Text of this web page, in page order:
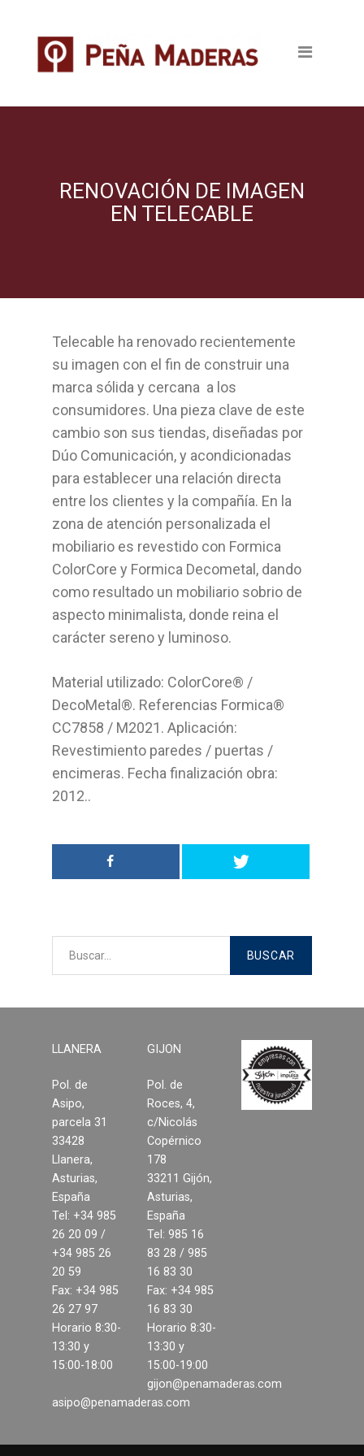
Productos
Tableros
Pavimentos
Revestimientos
Ventanas
Bricolage
Cocinas
Sistemas Grass
Armarios empotrados
Cabinas Sanitarias
Outlet
Aplicaciones
Suelos laminados
Soluciones en tableros
Madera para exterior y
Medio Ambiente
Calidad
Desarrollo sostenible
Contacto
Noticias
RENOVACIÓN DE IMAGEN
EN TELECABLE
Telecable ha renovado recientemente
su imagen con el fin de construir una
marca sólida y cercana a los
consumidores. Una pieza clave de este
cambio son sus tiendas, diseñadas por
Dúo Comunicación, y acondicionadas
para establecer una relación directa
entre los clientes y la compañía. En la
zona de atención personalizada el
mobiliario es revestido con Formica
ColorCore y Formica Decometal, dando
como resultado un mobiliario sobrio de
aspecto minimalista, donde reina el
carácter sereno y luminoso.
Material utilizado: ColorCore® /
DecoMetal®. Referencias Formica®
CC7858 / M2021. Aplicación:
Revestimiento paredes / puertas /
encimeras. Fecha finalización obra:
2012..
LLANERA
Pol. de
Asipo,
parcela 31
33428
Llanera,
Asturias,
España
Tel: +34 985
26 20 09 /
+34 985 26
20 59
Fax: +34 985
26 27 97
Horario 8:30-
13:30 y
15:00-18:00
asipo@penamaderas.com
GIJON
Pol. de
Roces, 4,
c/Nicolás
Copérnico
178
33211 Gijón,
Asturias,
España
Tel: 985 16
83 28 / 985
16 83 30
Fax: +34 985
16 83 30
Horario 8:30-
13:30 y
15:00-19:00
gijon@penamaderas.com